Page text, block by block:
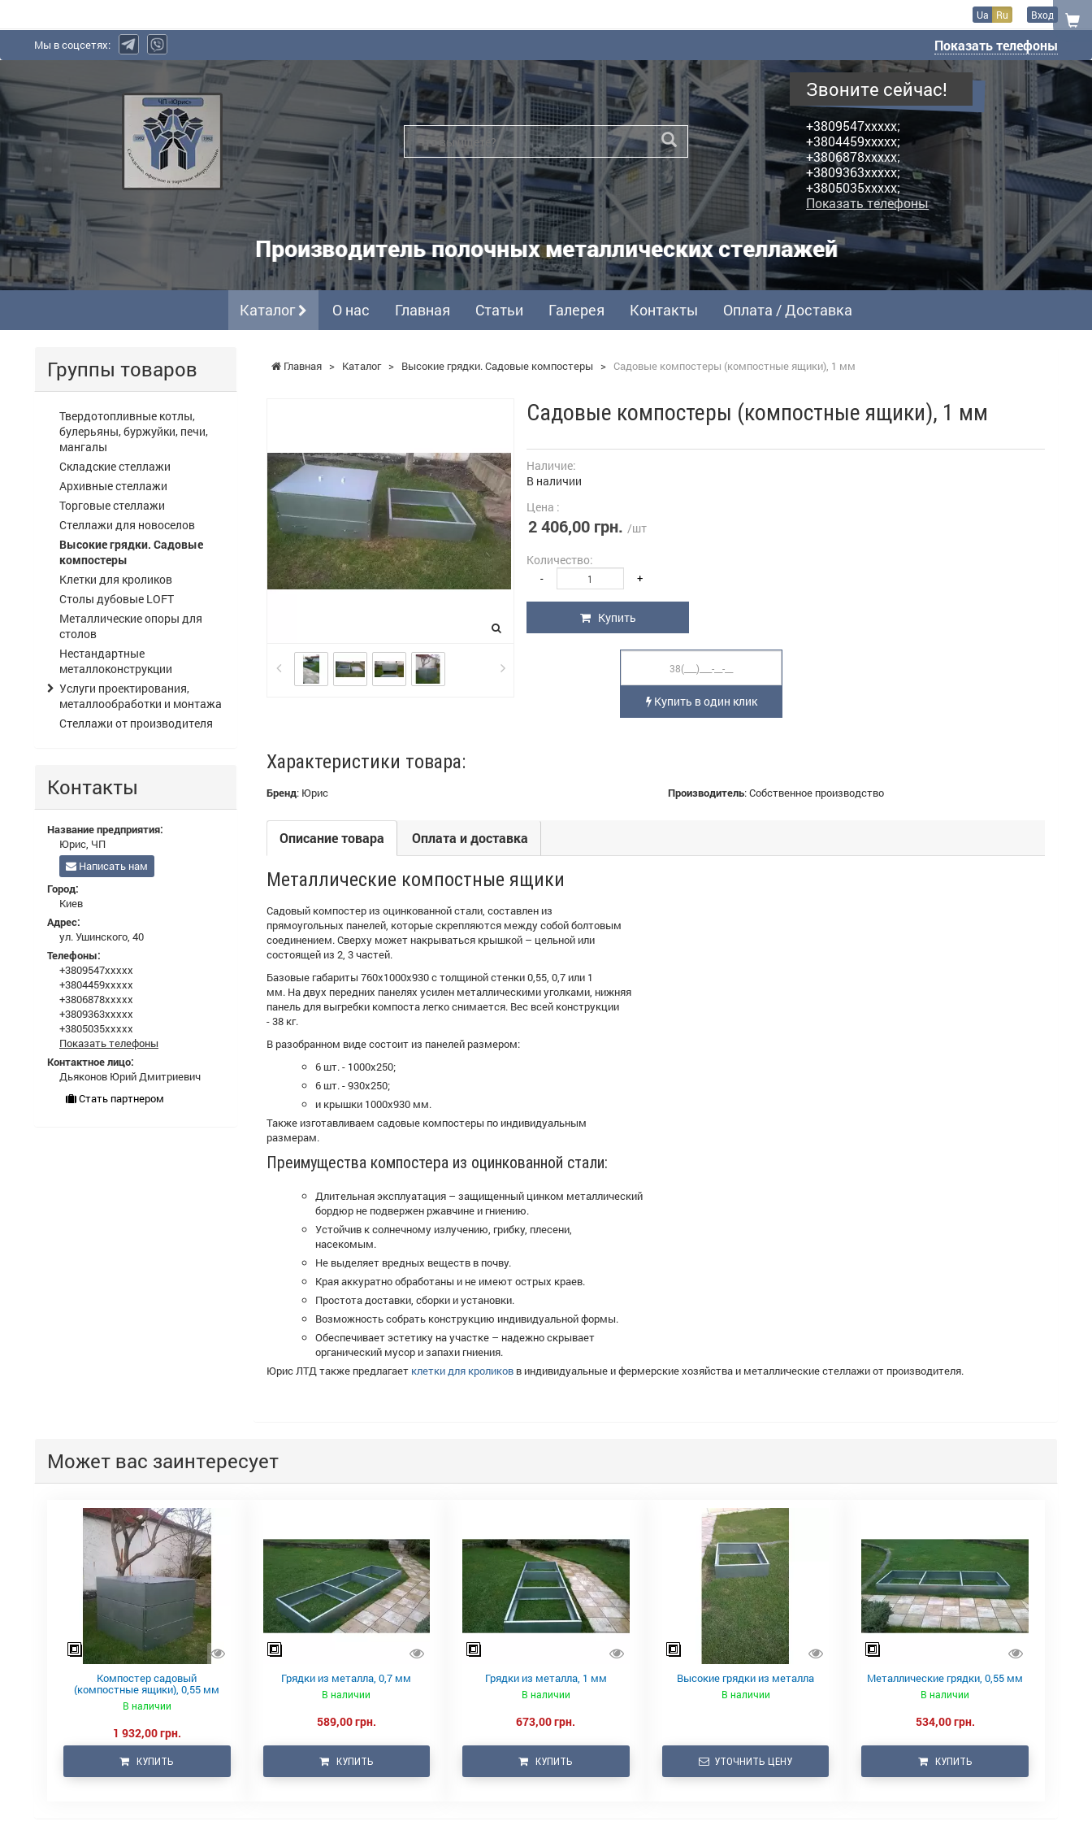
Ua Ru Вход
Мы в соцсетях: Показать телефоны
Юрис,
ЧП
-
производитель
полочных
металлических
стеллажей
Звоните сейчас!
+3809547xxxxx;
+3804459xxxxx;
+3806878xxxxx;
+3809363xxxxx;
+3805035xxxxx;
Показать телефоны
Производитель полочных металлических стеллажей
Каталог О нас Главная Статьи Галерея Контакты Оплата / Доставка
Главная > Каталог > Высокие грядки. Садовые компостеры > Садовые компостеры (компостные ящики), 1 мм
Садовые компостеры (компостные ящики), 1 мм
Наличие:
В наличии
Цена :
2 406,00 грн. /шт
Количество:
- +
Купить
Купить в один клик
Характеристики товара:
Бренд: Юрис Производитель:Собственное производство
Описание товара Оплата и доставка
Металлические компостные ящики
Садовый компостер из оцинкованной стали, составлен из
прямоугольных панелей, которые скрепляются между собой болтовым
соединением. Сверху может накрываться крышкой – цельной или
состоящей из 2, 3 частей.
Базовые габариты 760х1000х930 с толщиной стенки 0,55, 0,7 или 1
мм. На двух передних панелях усилен металлическими уголками, нижняя
панель для выгребки компоста легко снимается. Вес всей конструкции
- 38 кг.
В разобранном виде состоит из панелей размером:
6 шт. - 1000х250;
6 шт. - 930х250;
и крышки 1000х930 мм.
Также изготавливаем садовые компостеры по индивидуальным
размерам.
Преимущества компостера из оцинкованной стали:
Длительная эксплуатация – защищенный цинком металлический
бордюр не подвержен ржавчине и гниению.
Устойчив к солнечному излучению, грибку, плесени,
насекомым.
Не выделяет вредных веществ в почву.
Края аккуратно обработаны и не имеют острых краев.
Простота доставки, сборки и установки.
Возможность собрать конструкцию индивидуальной формы.
Обеспечивает эстетику на участке – надежно скрывает
органический мусор и запахи гниения.
Юрис ЛТД также предлагает клетки для кроликов в индивидуальные и фермерские хозяйства и металлические стеллажи от производителя.
Группы товаров
Твердотопливные котлы,
булерьяны, буржуйки, печи,
мангалы
Складские стеллажи
Архивные стеллажи
Торговые стеллажи
Стеллажи для новоселов
Высокие грядки. Садовые
компостеры
Клетки для кроликов
Столы дубовые LOFT
Металлические опоры для
столов
Нестандартные
металлоконструкции
Услуги проектирования,
металлообработки и монтажа
Стеллажи от производителя
Контакты
Название предприятия:
Юрис, ЧП
Написать нам
Город:
Киев
Адрес:
ул. Ушинского, 40
Телефоны:
+3809547xxxxx
+3804459xxxxx
+3806878xxxxx
+3809363xxxxx
+3805035xxxxx
Показать телефоны
Контактное лицо:
Дьяконов Юрий Дмитриевич
Стать партнером
Может вас заинтересует
Компостер садовый
(компостные ящики), 0,55 мм
В наличии
1 932,00 грн.
КУПИТЬ
Грядки из металла, 0,7 мм
В наличии
589,00 грн.
КУПИТЬ
Грядки из металла, 1 мм
В наличии
673,00 грн.
КУПИТЬ
Высокие грядки из металла
В наличии
УТОЧНИТЬ ЦЕНУ
Металлические грядки, 0,55 мм
В наличии
534,00 грн.
КУПИТЬ